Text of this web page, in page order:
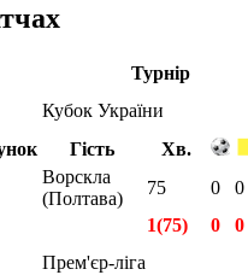
Турнір
Кубок України
Гість
Хв.
Ворскла
(Полтава)
75 0
0
1(75) 0
0
Прем'єр-ліга